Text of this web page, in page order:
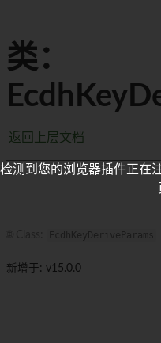
类：
返回上层文档
新增于: v15.0.0
检测到您的浏览器插件正在